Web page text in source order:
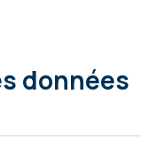
données